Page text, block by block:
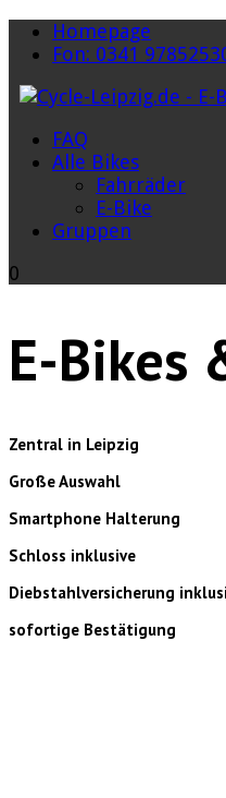
Homepage
Fon: 0341
FAQ
Alle Bikes
Fahrräder
E-Bike
Gruppen
0
E-Bikes
Zentral in Leipzig
Große Auswahl
Smartphone Halterung
Schloss inklusive
Diebstahlversicherung
sofortige Bestätigung